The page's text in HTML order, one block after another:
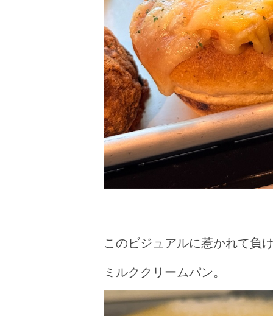
このビジュアルに惹かれて負
ミルククリームパン。